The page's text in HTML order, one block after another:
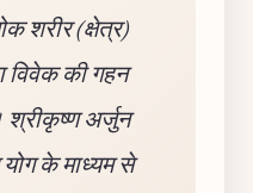
शरीर (क्षेत्र)
विवेक की गहन
श्रीकृष्ण अर्जुन
योग के माध्यम से